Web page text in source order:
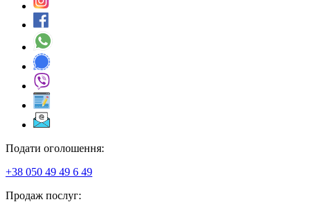
Подати оголошення:
+38 050 49 49 6 49
Продаж послуг: